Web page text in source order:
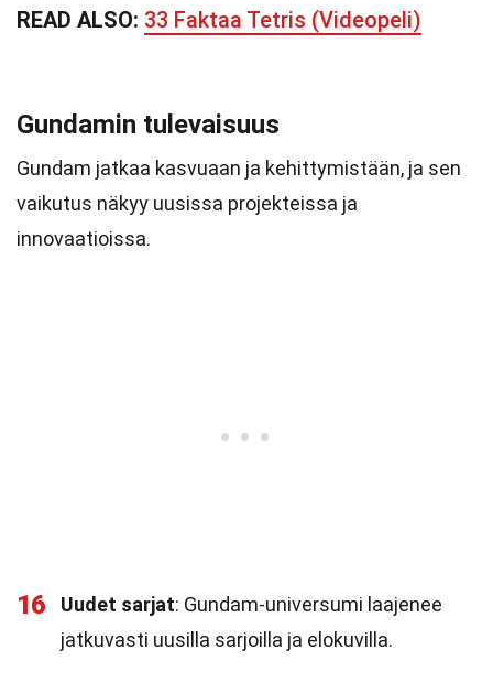
READ ALSO: 33 Faktaa Tetris (Videopeli)
Gundamin tulevaisuus
Gundam jatkaa kasvuaan ja kehittymistään, ja sen
vaikutus näkyy uusissa projekteissa ja
innovaatioissa.
16 Uudet sarjat: Gundam-universumi laajenee
jatkuvasti uusilla sarjoilla ja elokuvilla.